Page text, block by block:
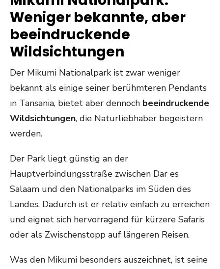
Weniger bekannte, aber
beeindruckende
Wildsichtungen
Der Mikumi Nationalpark ist zwar weniger
bekannt als einige seiner berühmteren Pendants
in Tansania, bietet aber dennoch beeindruckende
Wildsichtungen, die Naturliebhaber begeistern
werden.
Der Park liegt günstig an der
Hauptverbindungsstraße zwischen Dar es
Salaam und den Nationalparks im Süden des
Landes. Dadurch ist er relativ einfach zu erreichen
und eignet sich hervorragend für kürzere Safaris
oder als Zwischenstopp auf längeren Reisen.
Was den Mikumi besonders auszeichnet, ist seine